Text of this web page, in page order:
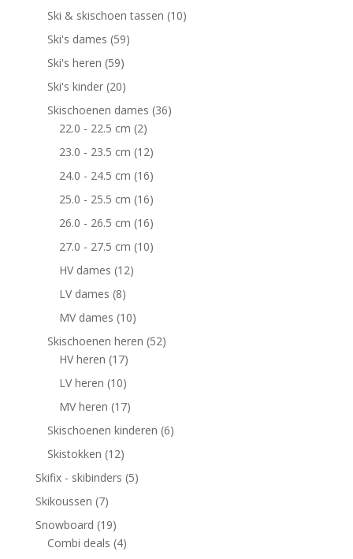
Ski & skischoen tassen (10)
Ski's dames (59)
Ski's heren (59)
Ski's kinder (20)
Skischoenen dames (36)
22.0 - 22.5 cm (2)
23.0 - 23.5 cm (12)
24.0 - 24.5 cm (16)
25.0 - 25.5 cm (16)
26.0 - 26.5 cm (16)
27.0 - 27.5 cm (10)
HV dames (12)
LV dames (8)
MV dames (10)
Skischoenen heren (52)
HV heren (17)
LV heren (10)
MV heren (17)
Skischoenen kinderen (6)
Skistokken (12)
Skifix - skibinders (5)
Skikoussen (7)
Snowboard (19)
Combi deals (4)